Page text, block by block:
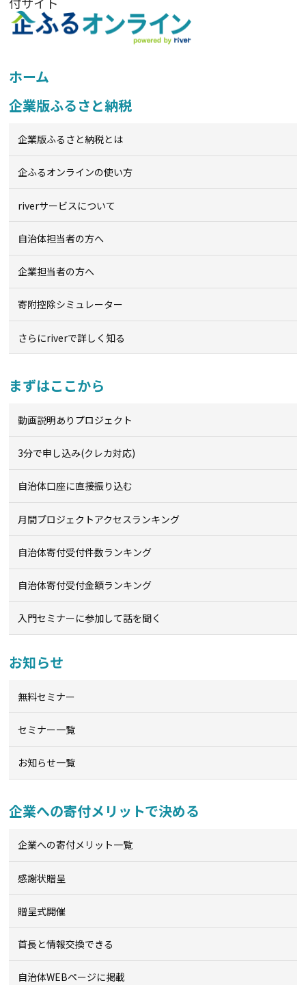
ホーム
企業版ふるさと納税
企業版ふるさと納税とは
企ふるオンラインの使い方
riverサービスについて
自治体担当者の方へ
企業担当者の方へ
寄附控除シミュレーター
さらにriverで詳しく知る
まずはここから
動画説明ありプロジェクト
3分で申し込み(クレカ対応)
自治体口座に直接振り込む
月間プロジェクトアクセスランキング
自治体寄付受付件数ランキング
自治体寄付受付金額ランキング
入門セミナーに参加して話を聞く
お知らせ
無料セミナー
セミナー一覧
お知らせ一覧
企業への寄付メリットで決める
企業への寄付メリット一覧
感謝状贈呈
贈呈式開催
首長と情報交換できる
自治体WEBページに掲載